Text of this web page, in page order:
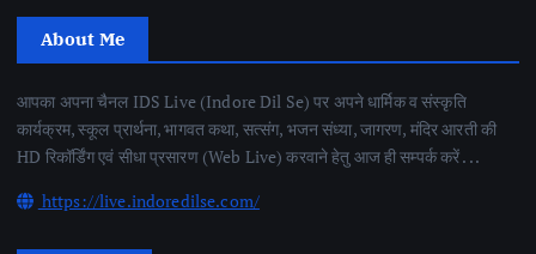
About Me
आपका अपना चैनल IDS Live (Indore Dil Se) पर अपने धार्मिक व संस्कृति
कार्यक्रम, स्कूल प्रार्थना, भागवत कथा, सत्संग, भजन संध्या, जागरण, मंदिर आरती की
HD रिकॉर्डिंग एवं सीधा प्रसारण (Web Live) करवाने हेतु आज ही सम्पर्क करें . . .
https://live.indoredilse.com/